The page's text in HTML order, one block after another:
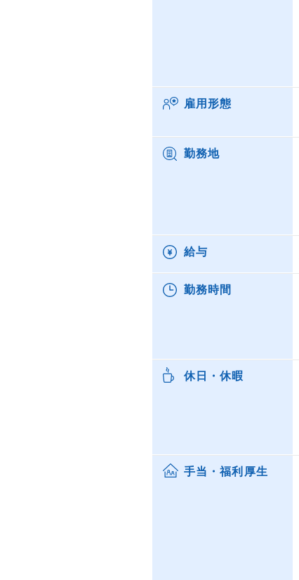
雇用形態
勤務地
給与
勤務時間
休日・休暇
手当・福利厚生